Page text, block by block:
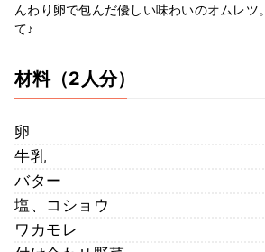
んわり卵で包んだ優しい味わいのオムレツ
て♪
材料（2人分）
卵
牛乳
バター
塩、コショウ
ワカモレ